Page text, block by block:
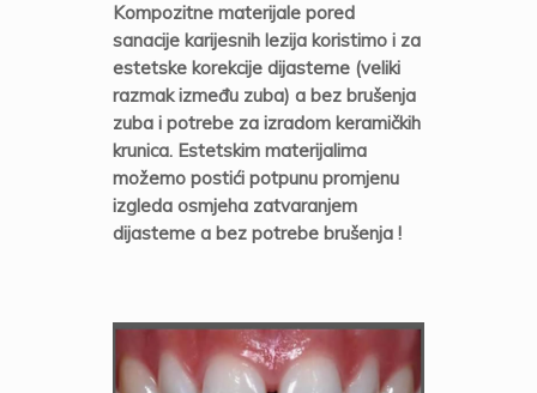
Kompozitne materijale pored
sanacije karijesnih lezija koristimo i za
estetske korekcije dijasteme (veliki
razmak između zuba) a bez brušenja
zuba i potrebe za izradom keramičkih
krunica. Estetskim materijalima
možemo postići potpunu promjenu
izgleda osmjeha zatvaranjem
dijasteme a bez potrebe brušenja !